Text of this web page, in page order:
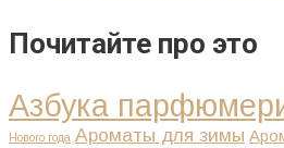
Почитайте про это
Азбука
Нового года Ароматы для зимы